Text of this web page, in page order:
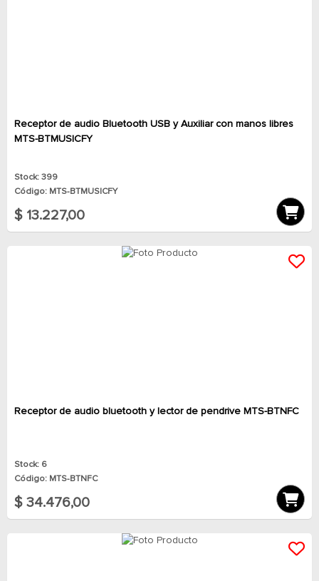
Receptor de audio Bluetooth USB y Auxiliar con manos libres
MTS-BTMUSICFY
Stock: 399
Código: MTS-BTMUSICFY
$ 13.227,00
Receptor de audio bluetooth y lector de pendrive MTS-BTNFC
Stock: 6
Código: MTS-BTNFC
$ 34.476,00